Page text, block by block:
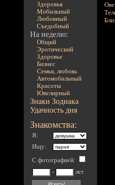
Здоровья
Мобильный
Любовный
Съедобный
На неделю:
Общий
Эротический
Здоровье
Бизнес
Семья, любовь
Автомобильный
Красоты
Ювелирный
Знаки Зодиака
Удачность дня
Знакомства:
Я:
Ищу:
С фотографией:
-
лет